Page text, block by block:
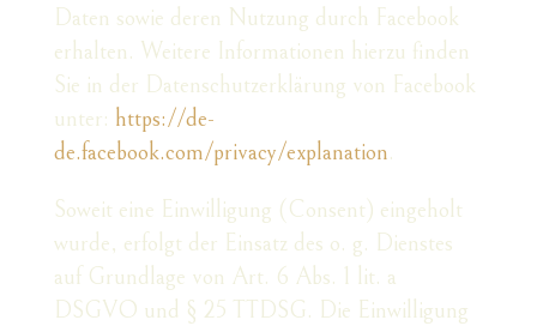
Daten sowie deren Nutzung durch Facebook
erhalten. Weitere Informationen hierzu finden
Sie in der Datenschutzerklärung von Facebook
unter: https://de-
de.facebook.com/privacy/explanation.
Soweit eine Einwilligung (Consent) eingeholt
wurde, erfolgt der Einsatz des o. g. Dienstes
auf Grundlage von Art. 6 Abs. 1 lit. a
DSGVO und § 25 TTDSG. Die Einwilligung